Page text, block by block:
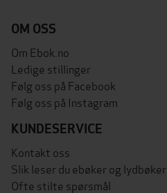
OM OSS
Om Ebok.no
Ledige stillinger
Følg oss på Facebook
Følg oss på Instagram
KUNDESERVICE
Kontakt oss
Slik leser du ebøker og lydbøker
Ofte stilte spørsmål